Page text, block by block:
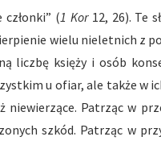
członki” (1 Kor12, 26). Te
wielu nieletnich z
liczbę księży i osób
u ofiar, ale także w
Patrząc w
szkód. Patrząc w